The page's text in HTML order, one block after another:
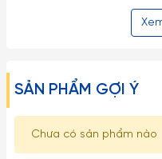
Ly Thủy Tinh Cường Lực
có kiểu Dáng Sọc với
Bên cạnh miệng ly tròn và
nhàng giúp cho việc cầm
mỹ .
SẢN PHẨM GỢI Ý
Chưa có sản phẩm nào